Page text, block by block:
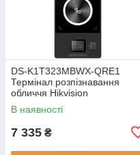
DS-K1T323MBWX-QRE1
Термінал розпізнавання
обличчя Hikvision
В наявності
7 335 ₴